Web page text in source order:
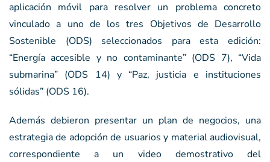
aplicación móvil para resolver un problema concreto
vinculado a uno de los tres Objetivos de Desarrollo
Sostenible (ODS) seleccionados para esta edición:
“Energía accesible y no contaminante” (ODS 7), “Vida
submarina” (ODS 14) y “Paz, justicia e instituciones
sólidas” (ODS 16).
Además debieron presentar un plan de negocios, una
estrategia de adopción de usuarios y material audiovisual,
correspondiente a un video demostrativo del